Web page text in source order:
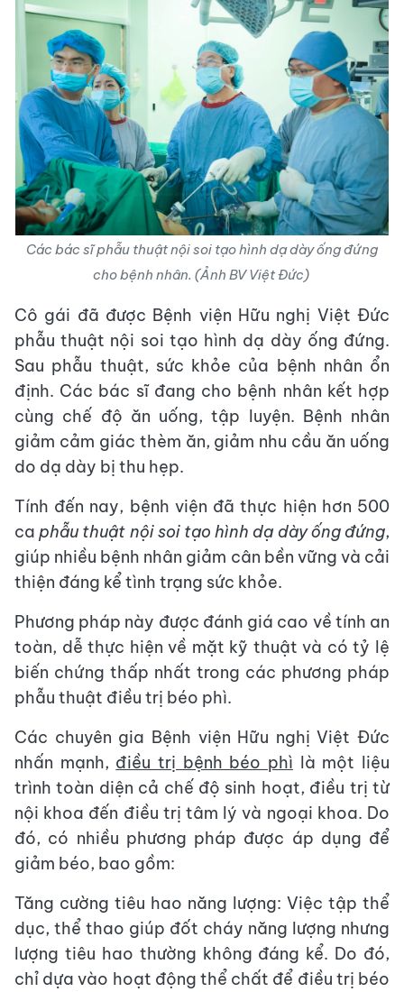
Các bác sĩ phẫu thuật nội soi tạo hình dạ dày ống đứng
cho bệnh nhân. (Ảnh BV Việt Đức)
Cô gái đã được Bệnh viện Hữu nghị Việt Đức
phẫu thuật nội soi tạo hình dạ dày ống đứng.
Sau phẫu thuật, sức khỏe của bệnh nhân ổn
định. Các bác sĩ đang cho bệnh nhân kết hợp
cùng chế độ ăn uống, tập luyện. Bệnh nhân
giảm cảm giác thèm ăn, giảm nhu cầu ăn uống
do dạ dày bị thu hẹp.
Tính đến nay, bệnh viện đã thực hiện hơn 500
caphẫu thuật nội soi tạo hình dạ dày ống đứng,
giúp nhiều bệnh nhân giảm cân bền vững và cải
thiện đáng kể tình trạng sức khỏe.
Phương pháp này được đánh giá cao về tính an
toàn, dễ thực hiện về mặt kỹ thuật và có tỷ lệ
biến chứng thấp nhất trong các phương pháp
phẫu thuật điều trị béo phì.
Các chuyên gia Bệnh viện Hữu nghị Việt Đức
nhấn mạnh, điều trị bệnh béo phì là một liệu
trình toàn diện cả chế độ sinh hoạt, điều trị từ
nội khoa đến điều trị tâm lý và ngoại khoa. Do
đó, có nhiều phương pháp được áp dụng để
giảm béo, bao gồm:
Tăng cường tiêu hao năng lượng: Việc tập thể
dục, thể thao giúp đốt cháy năng lượng nhưng
lượng tiêu hao thường không đáng kể. Do đó,
chỉ dựa vào hoạt động thể chất để điều trị béo